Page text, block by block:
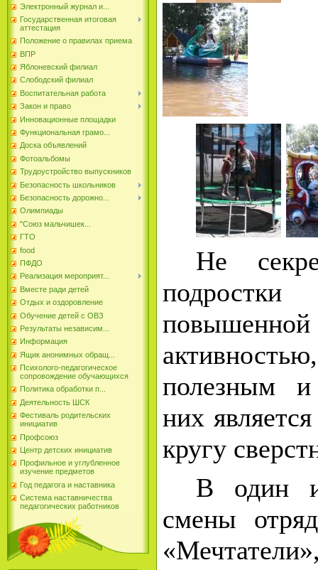
Электронный журнал и...
Государственная итоговая
аттестация
Положение о правилах приема
ВПР
Яблоневский филиал
Слободский филиал
Воспитательная работа
Закон и право
Инновационные площадки
Функциональная грамо...
Доска объявлений
Фотоальбомы
Трудоустройство выпускников
Безопасность школьников
Безопасность дорожно...
Олимпиады
"Союз мальчишек...
ГТО
food
ПФДО
Реализация мероприят...
Вместе ради детей
Отдых и оздоровление
Обучение детей с ОВЗ
Результаты независим...
Информация
Ящик анонимных обращ...
Психолого-педагогическое
сопровождение обучающихся
Политика обработки п...
Деятельность ШСК
Фестиваль родительских
инициатив
Профсоюз
Центр детских инициатив
Профильное и углубленное
изучение предметов
Год педагога и наставника
Система наставничества
педагогических работников
Не
полезным
них
кругу
В один
смены